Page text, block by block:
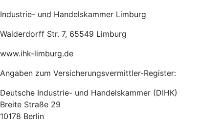
Industrie- und Handelskammer Limburg
Walderdorff Str. 7, 65549 Limburg
www.ihk-limburg.de
Angaben zum Versicherungsvermittler-Register:
Deutsche Industrie- und Handelskammer (DIHK)
Breite Straße 29
10178 Berlin